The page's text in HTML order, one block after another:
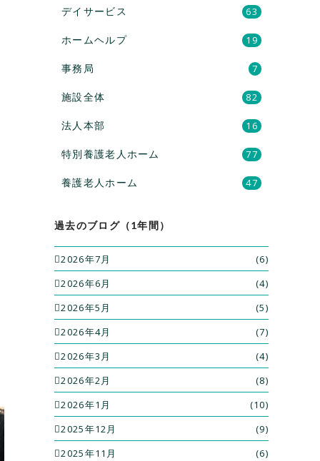
デイサービス 63
ホームヘルプ 19
事務局 7
施設全体 82
法人本部 16
特別養護老人ホーム 77
養護老人ホーム 47
過去のブログ（1年間）
2026年7月
(6)
2026年6月
(4)
2026年5月
(5)
2026年4月
(7)
2026年3月
(4)
2026年2月
(8)
2026年1月
(10)
2025年12月
(9)
2025年11月
(6)